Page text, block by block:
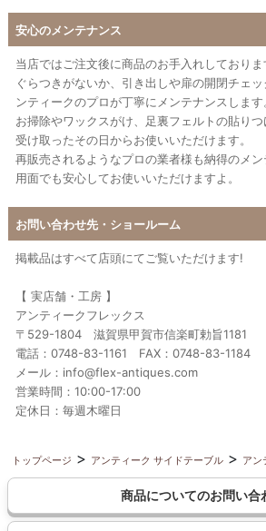
安心のメンテナンス
当店ではご注文後に商品のお手入れしておりま
ぐらつきがないか、引き出しや扉の開閉チェ
ンティークのプロが丁寧にメンテナンスします
お掃除やワックスがけ、足裏フェルトの貼りつ
受け取ったその日からお使いいただけます。
再販売されるようなプロの業者様も納得のメ
用面でも安心してお使いいただけますよ。
お問い合わせ先・ショールーム
掲載品はすべて店頭にてご覧いただけます!
【 実店舗・工房 】
アンティークフレックス
〒529-1804 滋賀県甲賀市信楽町勅旨1181
電話：0748-83-1161 FAX：0748-83-1184
メール：info@flex-antiques.com
営業時間：10:00-17:00
定休日：毎週木曜日
トップページ アンティーク サイドテーブル アン
商品についてのお問い合